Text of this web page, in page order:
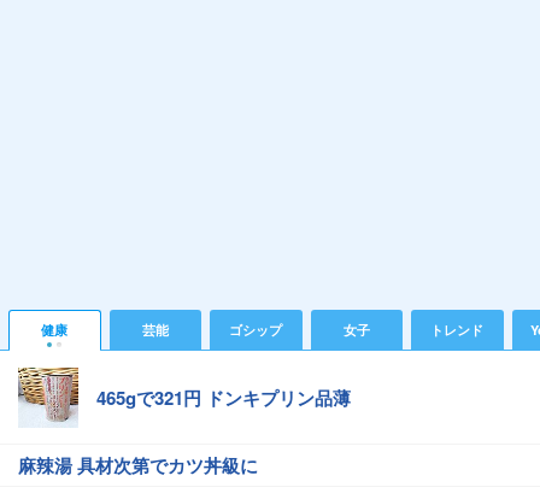
健康 芸能 ゴシップ 女子 トレンド
465gで321円 ドンキプリン品薄
麻辣湯 具材次第でカツ丼級に